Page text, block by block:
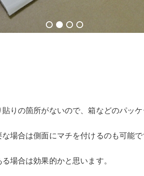
りの箇所がないので、箱などのパッ
場合は側面にマチを付けるのも可能で
場合は効果的かと思います。